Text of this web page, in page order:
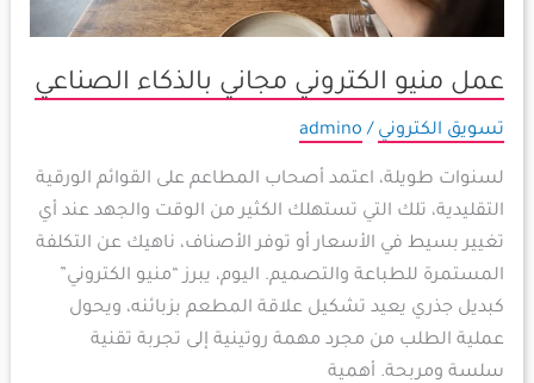
عمل منيو الكتروني مجاني بالذكاء الصناعي
تسويق الكتروني /
admino
لسنوات طويلة، اعتمد أصحاب المطاعم على القوائم الورقية
التقليدية، تلك التي تستهلك الكثير من الوقت والجهد عند أي
تغيير بسيط في الأسعار أو توفر الأصناف، ناهيك عن التكلفة
المستمرة للطباعة والتصميم. اليوم، يبرز “منيو الكتروني”
كبديل جذري يعيد تشكيل علاقة المطعم بزبائنه، ويحول
عملية الطلب من مجرد مهمة روتينية إلى تجربة تقنية
سلسة ومربحة. أهمية